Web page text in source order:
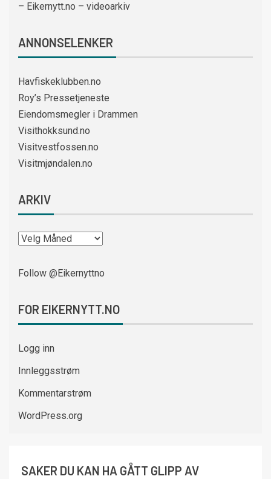
– Eikernytt.no – videoarkiv
ANNONSELENKER
Havfiskeklubben.no
Roy’s Pressetjeneste
Eiendomsmegler i Drammen
Visithokksund.no
Visitvestfossen.no
Visitmjøndalen.no
ARKIV
Follow @Eikernyttno
FOR EIKERNYTT.NO
Logg inn
Innleggsstrøm
Kommentarstrøm
WordPress.org
SAKER DU KAN HA GÅTT GLIPP AV